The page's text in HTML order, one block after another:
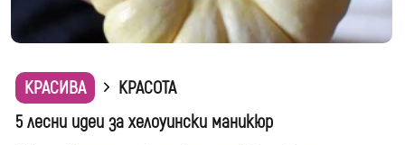
КРАСИВА
КРАСОТА
5 лесни идеи за хелоуински маникюр